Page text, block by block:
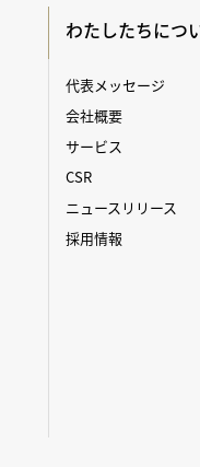
わたしたちにつ
代表メッセージ
会社概要
サービス
CSR
ニュースリリース
採用情報